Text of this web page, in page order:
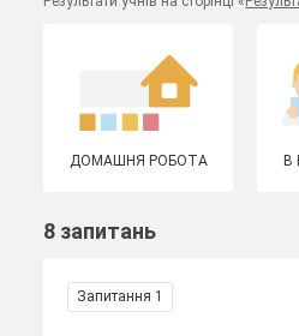
ДОМАШНЯ РОБОТА В
8 запитань
Запитання 1